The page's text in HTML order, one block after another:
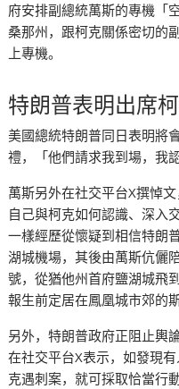
府安排副總統萬斯的專機「
桑那州，跟柯克關係密切的
上專機。
特朗普表明出席
美國總統特朗普同日表明將
禮，「他們請求我到場，我
萬斯另外在社交平台X撰悼
自己與柯克如何認識、深入
一樣經歷從懷疑到相信特朗
湖城機場，其後由萬斯伉儷
號，從猶他州首府鹽湖城
報生前定居在鳳凰城市郊的
另外，特朗普政府正阻止輿
在社交平台X表示，如發現
克遇刺案，就可採取恰當